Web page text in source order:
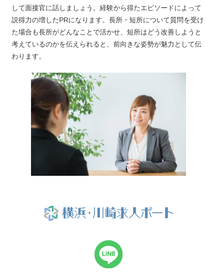
して面接官に話しましょう。経験から得たエピソードによって
説得力の増したPRになります。長所・短所について質問を受け
た場合も長所がどんなことで活かせ、短所はどう改善しようと
考えているのかを伝えられると、前向きな姿勢が魅力として伝
わります。